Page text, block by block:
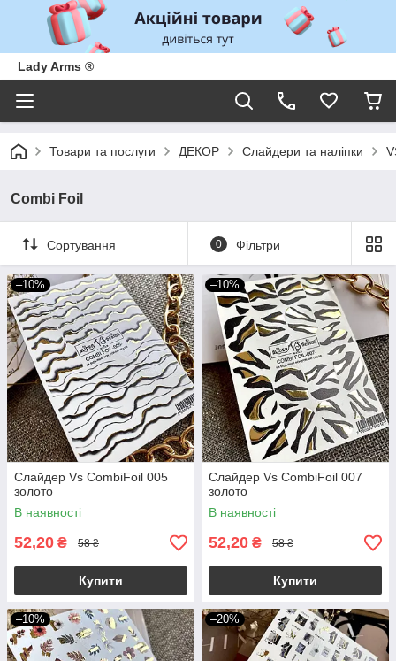
Lady Arms ®
Товари та послуги ДЕКОР Слайдери та наліпки
Combi Foil
Сортування 0 Фільтри
–10%
Слайдер Vs CombiFoil 005
золото
В наявності
52,20 ₴ 58 ₴
Купити
–10%
Слайдер Vs CombiFoil 007
золото
В наявності
52,20 ₴ 58 ₴
Купити
–10% –20%